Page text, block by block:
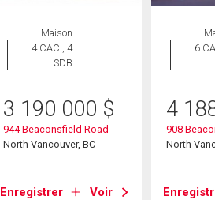
Maison
4 CAC , 4
SDB
3 190 000 $
944 Beaconsfield Road
North Vancouver, BC
Enregistrer Voir
6
4
908
North